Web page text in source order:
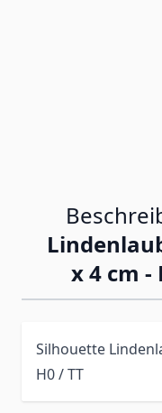
x 4 cm -
Silhouette
H0 / TT